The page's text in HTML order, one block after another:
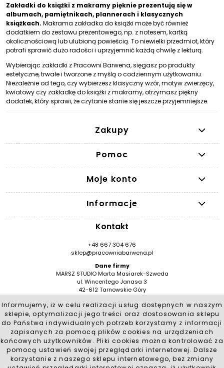
Informujemy, iż w celu realizacji usług dostępnych w naszym
sklepie, optymalizacji jego treści oraz dostosowania sklepu
do Państwa indywidualnych potrzeb korzystamy z informacji
zapisanych za pomocą plików cookies na urządzeniach
końcowych użytkowników. Pliki cookies można kontrolować za
pomocą ustawień swojej przeglądarki internetowej. Dalsze
korzystanie z naszego sklepu internetowego, bez zmiany
Zakładki do książki z makramy pięknie prezentują się w
albumach, pamiętnikach, plannerach i klasycznych
książkach. Makrama zakładka do książki może być również
dodatkiem do zestawu prezentowego, np. z notesem, kartką
okolicznościową lub ulubioną powieścią. To niewielki przedmiot, który
potrafi sprawić dużo radości i uprzyjemnić każdą chwilę z lekturą.
Wybierając zakładki z Pracowni Barwena, sięgasz po produkty
estetyczne, trwałe i tworzone z myślą o codziennym użytkowaniu.
Niezależnie od tego, czy wybierzesz klasyczny wzór, motyw zwierzęcy,
kwiatowy czy zakładkę do książki z makramy, otrzymasz piękny
dodatek, który sprawi, że czytanie stanie się jeszcze przyjemniejsze.
Zakupy
Pomoc
Moje konto
Informacje
Kontakt
+48 667 304 676
sklep@pracowniabarwena.pl
Dane firmy
MARSZ STUDIO Marta Masiarek-Szweda
ul. Wincentego Janasa 3
42-612 Tarnowskie Góry
REGON: 384530909 / BDO 000553553
Social Media